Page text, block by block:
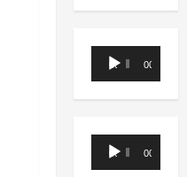
Lecteur
audio
00:00 00:00
Lecteur
audio
00:00 00:00